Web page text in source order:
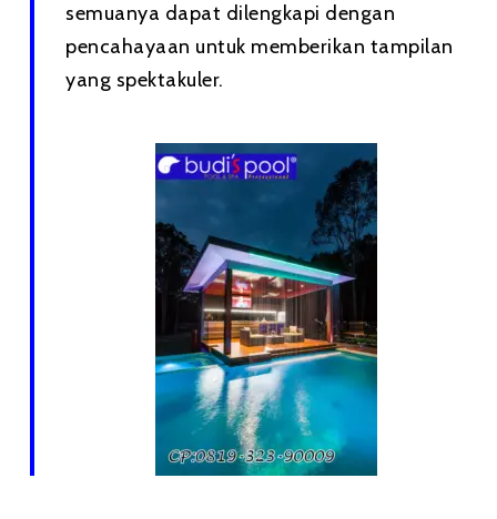
semuanya dapat dilengkapi dengan
pencahayaan untuk memberikan tampilan
yang spektakuler.